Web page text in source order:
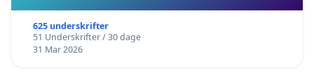
625 underskrifter
51 Underskrifter / 30 dage
31 Mar 2026